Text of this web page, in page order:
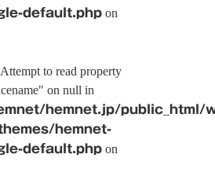
default.php on
to read property
on null in
hemnet.jp/public_html/
hemnet-
default.php on